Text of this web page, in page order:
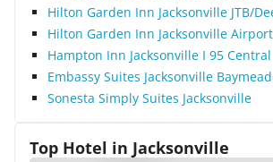
Hilton Garden Inn Jacksonville JTB/
Hilton Garden Inn Jacksonville Airport
Hampton Inn Jacksonville I 95 Central
Embassy Suites Jacksonville
Sonesta Simply Suites Jacksonville
Top Hotel in Jacksonville